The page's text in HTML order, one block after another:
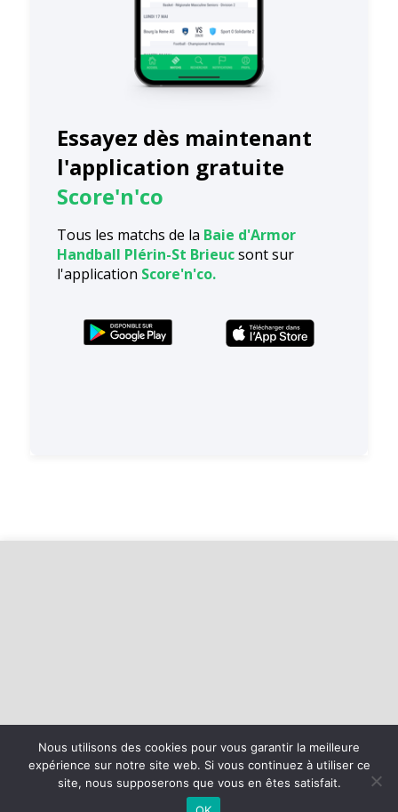
Essayez dès maintenant
l'application gratuite
Score'n'co
Tous les matchs de la Baie d'Armor
Handball Plérin-St Brieucsont sur
l'application Score'n'co.
2026 - Baie d'Armor Handball Plérin-Saint Brieuc | Site internet
réalisé par
Nous utilisons des cookies pour vous garantir la meilleure
expérience sur notre site web. Si vous continuez à utiliser ce
site, nous supposerons que vous en êtes satisfait.